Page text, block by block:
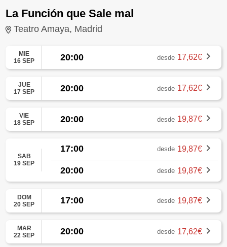
La Función que Sale mal
Teatro Amaya, Madrid
MIE
16 SEP
20:00 desde 17,62€
JUE
17 SEP
20:00 desde 17,62€
VIE
18 SEP
20:00 desde 19,87€
SAB
19 SEP
17:00 desde 19,87€
20:00 desde 19,87€
DOM
20 SEP
17:00 desde 19,87€
MAR
22 SEP
20:00 desde 17,62€